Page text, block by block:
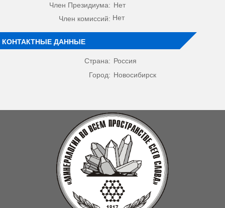
Член Президиума: Нет
Член комиссий: Нет
КОНТАКТНЫЕ ДАННЫЕ
Страна: Россия
Город: Новосибирск